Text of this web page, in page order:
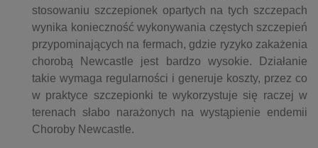
stosowaniu szczepionek opartych na tych szczepach
wynika konieczność wykonywania częstych szczepień
przypominających na fermach, gdzie ryzyko zakażenia
chorobą Newcastle jest bardzo wysokie. Działanie
takie wymaga regularności i generuje koszty, przez co
w praktyce szczepionki te wykorzystuje się raczej w
terenach słabo narażonych na wystąpienie endemii
Choroby Newcastle.